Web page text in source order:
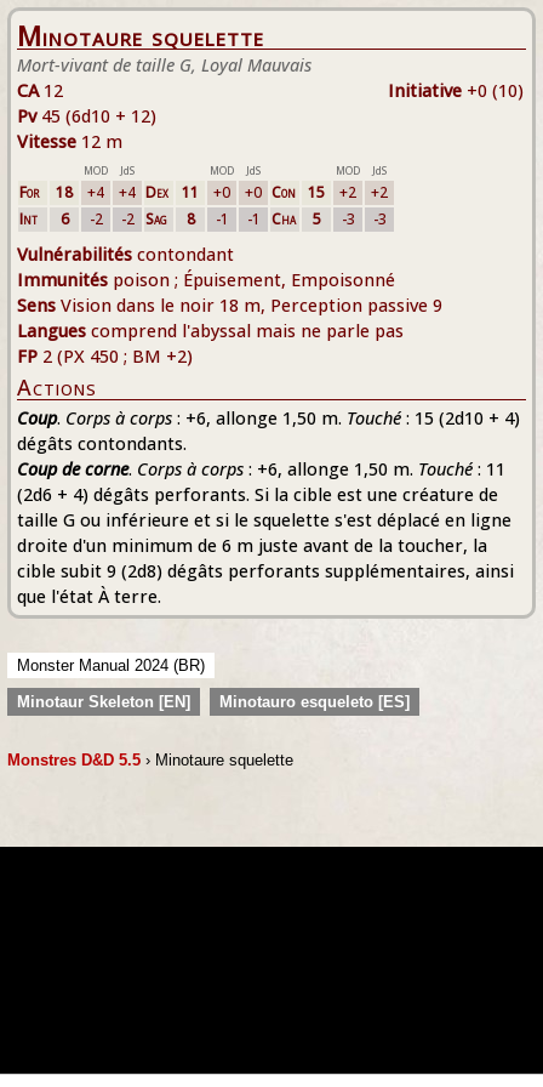
Minotaure squelette
Mort-vivant de taille G, Loyal Mauvais
Initiative +0 (10)
CA12
Pv45 (6d10 + 12)
Vitesse 12 m
MOD JdS MOD JdS MOD JdS
For 18 +4 +4 Dex 11 +0 +0 Con 15 +2
+2
Int
6 -2 -2 Sag 8 -1 -1 Cha 5 -3 -3
Vulnérabilités contondant
Immunités poison ; Épuisement, Empoisonné
Sens Vision dans le noir 18 m, Perception passive 9
Langues comprend l'abyssal mais ne parle pas
FP 2 (PX 450 ; BM +2)
Actions
Coup. Corps à corps : +6, allonge 1,50 m. Touché : 15 (2d10 + 4)
dégâts contondants.
Coup de corne. Corps à corps : +6, allonge 1,50 m. Touché : 11
(2d6 + 4) dégâts perforants. Si la cible est une créature de
taille G ou inférieure et si le squelette s'est déplacé en ligne
droite d'un minimum de 6 m juste avant de la toucher, la
cible subit 9 (2d8) dégâts perforants supplémentaires, ainsi
que l'état À terre.
Monster Manual 2024 (BR)
Minotaur Skeleton [EN]
Minotauro esqueleto [ES]
Monstres D&D 5.5 › Minotaure squelette